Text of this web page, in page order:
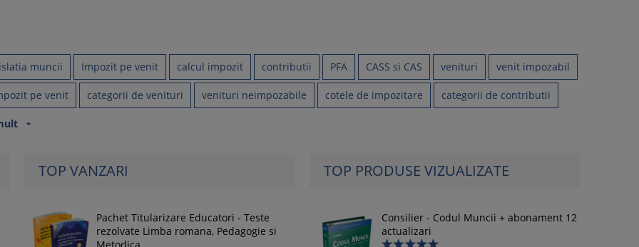
muncii Impozit pe venit calcul impozit contributii PFA CASS si CAS venituri venit impozabil
pe venit categorii de venituri venituri neimpozabile cotele de impozitare categorii de contributii
arrow_drop_down
TOP VANZARI
Pachet Titularizare Educatori - Teste
rezolvate Limba romana, Pedagogie si
TOP PRODUSE VIZUALIZATE
Consilier - Codul Muncii + abonament 12
actualizari